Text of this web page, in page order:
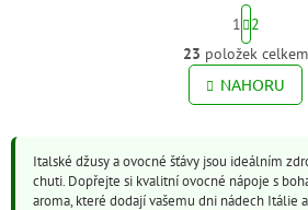
O
v
l
a
c
S
t
r
á
n
k
á
n
í
1
2
23 položek celkem
NAHORU
Italské džusy a ovocné šťávy jsou ideálním
chuti. Dopřejte si kvalitní ovocné nápoje s
aroma, které dodají vašemu dni nádech Itálie